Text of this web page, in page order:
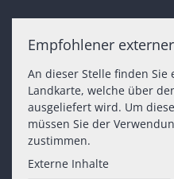
Empfohlener
An dieser Stelle finden Sie
Landkarte, welche über
ausgeliefert wird. Um
müssen Sie der
zustimmen.
Externe Inhalte